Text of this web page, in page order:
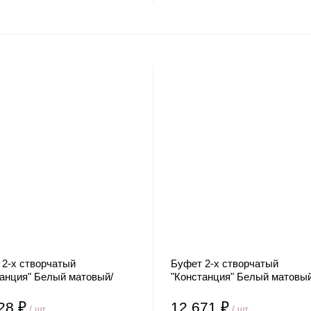
х створчатый
Белый матовый/
₽
Буфет 2-х створчатый
"Констанция" Белый
12 671 ₽